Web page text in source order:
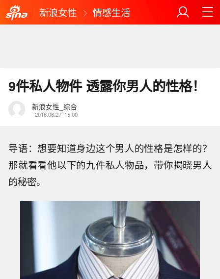
新浪女性 情感生活
9件私人物件 透露你男人的性格！
新浪女性_综合
2016.06.27 15:00
导语：想要知道身边这个男人的性格是怎样的？
那就看看他以下的九件私人物品，带你揭晓男人
的秘密。